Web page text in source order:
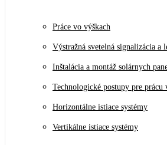
Práce vo výškach
Výstražná svetelná signalizácia a
Inštalácia a montáž solárnych
Technologické postupy pre prácu
Horizontálne istiace systémy
Vertikálne istiace systémy